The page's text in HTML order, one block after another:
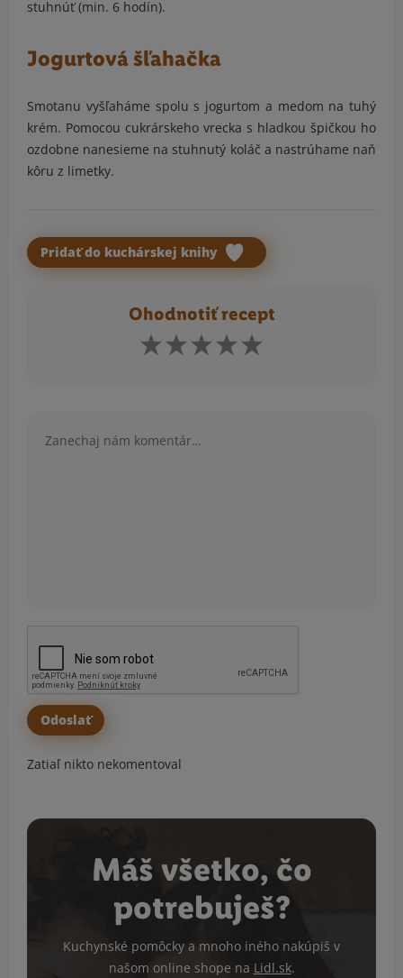
stuhnúť (min. 6 hodín).
Jogurtová šľahačka
Smotanu vyšľaháme spolu s jogurtom a medom na tuhý
krém. Pomocou cukrárskeho vrecka s hladkou špičkou ho
ozdobne nanesieme na stuhnutý koláč a nastrúhame naň
kôru z limetky.
Pridať do kuchárskej knihy
Ohodnotiť recept
Zatiaľ nikto nekomentoval
Máš všetko, čo
potrebuješ?
Kuchynské pomôcky a mnoho iného nakúpiš v
našom online shope na Lidl.sk.